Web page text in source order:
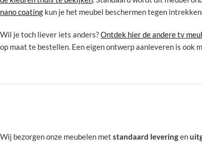
nano coating kun je het meubel beschermen tegen
Wil je toch liever iets anders?Ontdek hier de andere tv
op maat te bestellen. Een eigen ontwerp aanleveren is ook
Wij bezorgen onze meubelen met standaard leveringen